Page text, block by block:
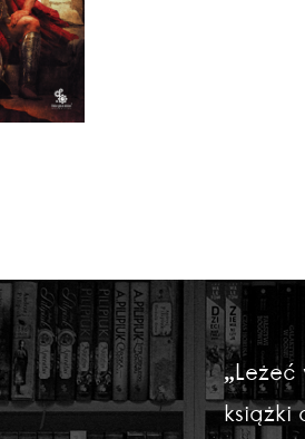
książki